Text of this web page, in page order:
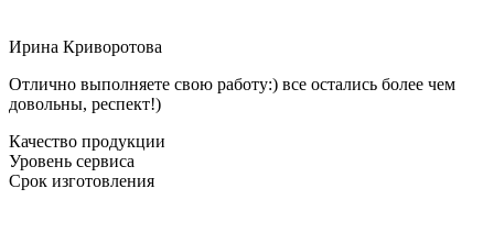
Ирина Криворотова
Отлично выполняете свою работу:) все остались более чем
довольны, респект!)
Качество продукции
Уровень сервиса
Срок изготовления